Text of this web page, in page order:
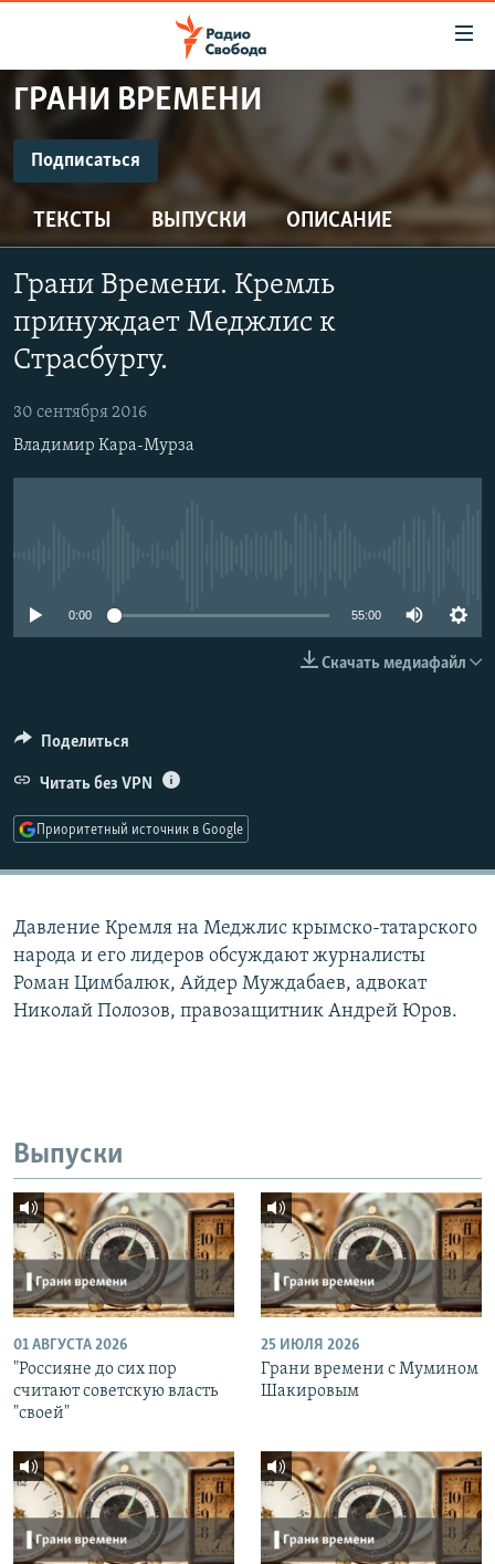
упрощенного
Вернуться
основному
содержанию
Вернутся
главной
навигации
поиску
ПРОГРАММЫ
ПОДКАСТЫ
МНЕНИЯ
КУЛЬТУРА
IDEL.РЕАЛИИ
СЕВЕР.РЕАЛИИ
СИБИРЬ.РЕАЛИИ
СОЦИАЛЬНЫЕ СЕТИ
ГРАНИ ВРЕМЕНИ
Подписаться
ПОДПИСАТЬСЯ
CastBox
ТЕКСТЫ ВЫПУСКИ ОПИСАНИЕ
Грани Времени. Кремль
принуждает Меджлис к
Страсбургу.
30 сентября 2016
Владимир Кара-Мурза
0:00 55:00
Скачать медиафайл
Поделиться
Читать без VPN
Приоритетный источник в Google
Давление Кремля на Меджлис крымско-татарского
народа и его лидеров обсуждают журналисты
Роман Цимбалюк, Айдер Муждабаев, адвокат
Николай Полозов, правозащитник Андрей Юров.
Выпуски
01 АВГУСТА 2026
"Россияне до сих пор
считают советскую власть
"своей"
25 ИЮЛЯ 2026
Грани времени с Мумином
Шакировым